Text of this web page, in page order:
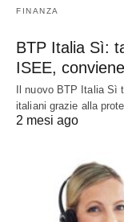
FINANZA
BTP Italia Sì:
ISEE,
Il nuovo BTP Italia Sì
italiani grazie alla
2 mesi ago